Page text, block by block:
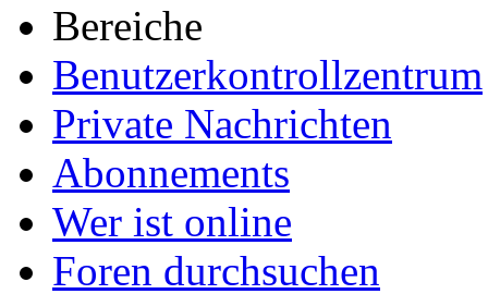
Bereiche
Benutzerkontrollzentrum
Private Nachrichten
Abonnements
Wer ist online
Foren durchsuchen